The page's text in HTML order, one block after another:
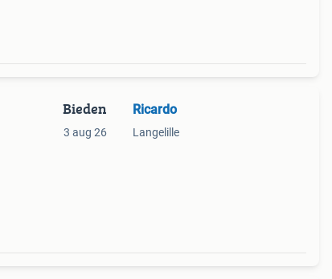
Bieden
3 aug 26
Ricardo
Langelille